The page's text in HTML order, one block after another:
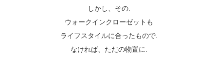
しかし、その.
ウォークインクローゼットも
ライフスタイルに合ったもので.
なければ、ただの物置に.